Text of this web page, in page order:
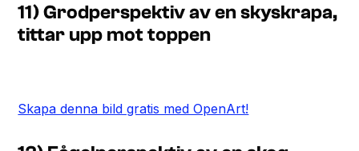
11) Grodperspektiv av en skyskrapa,
tittar upp mot toppen
Skapa denna bild gratis med OpenArt!